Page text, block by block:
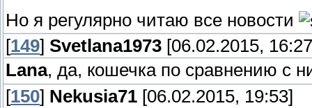
Но я регулярно читаю все новости
[149] Svetlana1973 [06.02.2015,
Lana, да, кошечка по сравнению с
[150] Nekusia71 [06.02.2015, 19:53]